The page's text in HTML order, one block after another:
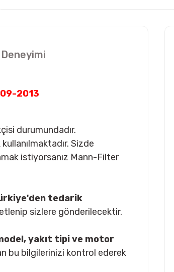
2013
durumundadır.
Sizde
istiyorsanız Mann-Filter
tedarik
sizlere gönderilecektir.
yakıt tipi ve motor
bu bilgilerinizi kontrol ederek